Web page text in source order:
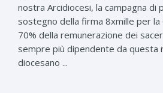
nostra Arcidiocesi, la campagna di
sostegno della firma 8xmille per la
70% della remunerazione dei
sempre più dipendente da questa
diocesano ...